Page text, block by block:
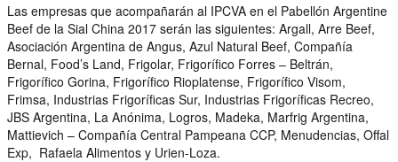
Las empresas que acompañarán al IPCVA en el Pabellón Argentine
Beef de la Sial China 2017 serán las siguientes: Argall, Arre Beef,
Asociación Argentina de Angus, Azul Natural Beef, Compañía
Bernal, Food’s Land, Frigolar, Frigorífico Forres – Beltrán,
Frigorífico Gorina, Frigorífico Rioplatense, Frigorífico Visom,
Frimsa, Industrias Frigoríficas Sur, Industrias Frigoríficas Recreo,
JBS Argentina, La Anónima, Logros, Madeka, Marfrig Argentina,
Mattievich – Compañía Central Pampeana CCP, Menudencias, Offal
Exp, Rafaela Alimentos y Urien-Loza.